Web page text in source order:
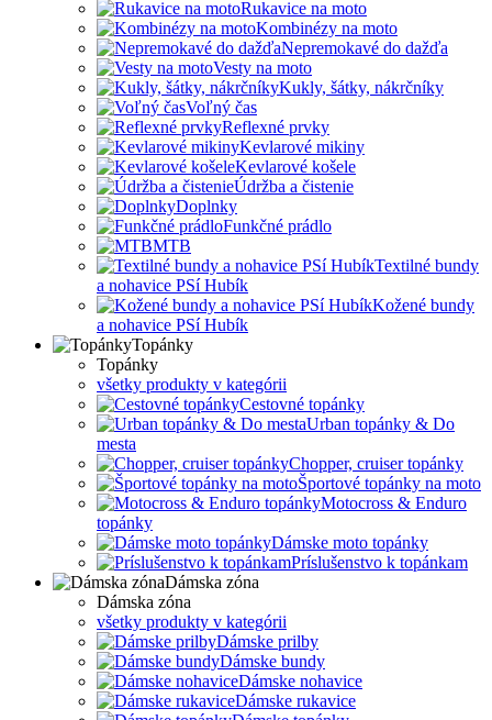
Rukavice na moto
Kombinézy na moto
Nepremokavé do dažďa
Vesty na moto
Kukly, šátky, nákrčníky
Voľný čas
Reflexné prvky
Kevlarové mikiny
Kevlarové košele
Údržba a čistenie
Doplnky
Funkčné prádlo
MTB
Textilné bundy
a nohavice PSí Hubík
Kožené bundy
a nohavice PSí Hubík
Topánky
Topánky
všetky produkty v kategórii
Cestovné topánky
Urban topánky & Do
mesta
Chopper, cruiser topánky
Športové topánky na moto
Motocross & Enduro
topánky
Dámske moto topánky
Príslušenstvo k topánkam
Dámska zóna
Dámska zóna
všetky produkty v kategórii
Dámske prilby
Dámske bundy
Dámske nohavice
Dámske rukavice